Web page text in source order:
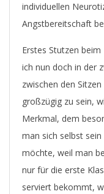
individuellen
Angstbereitschaft
Erstes Stutzen
ich nun doch in der
zwischen den
großzügig zu sein,
Merkmal, dem
man sich selbst
möchte, weil man
nur für die erste
serviert bekommt,